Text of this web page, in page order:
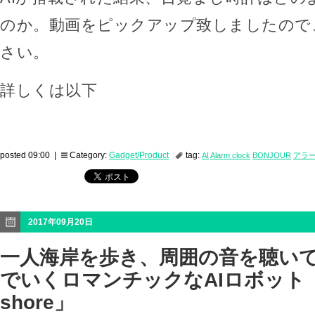
のか。動画をピックアップ致しましたの
さい。
詳しくは以下
posted 09:00 | Category: Gadget/Product tag: AI Alarm clock BONJOUR アラ
2017年09月20日
一人海岸を歩き、周囲の音を聴い
でいくロマンチックなAIロボット
shore」